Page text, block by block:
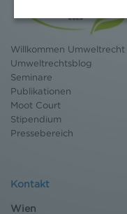
Willkommen Umweltrecht
Umweltrechtsblog
Seminare
Publikationen
Moot Court
Stipendium
Pressebereich
Kontakt
Wien
werden können.
Bildschirmrand ein
Einwilligung
Weitere